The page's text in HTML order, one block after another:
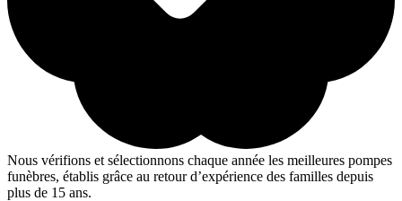
Nous vérifions et sélectionnons chaque année les meilleures pompes
funèbres, établis grâce au retour d’expérience des familles depuis
plus de 15 ans.